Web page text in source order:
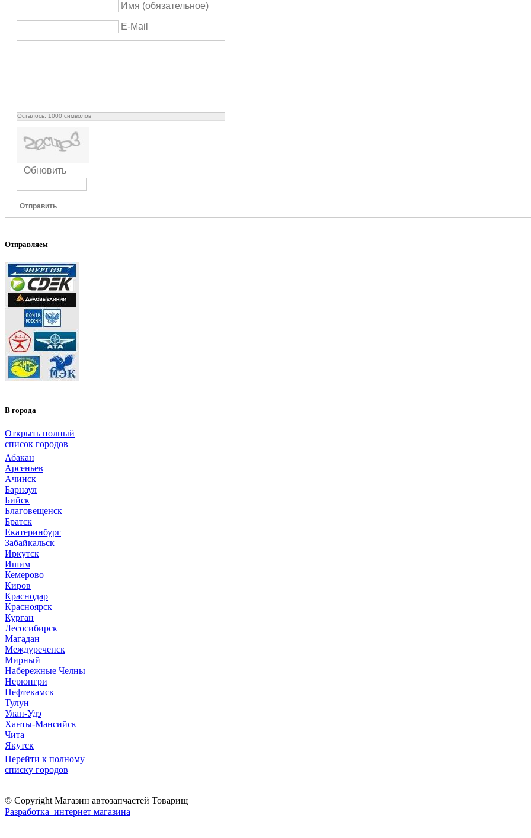
Имя (обязательное)
E-Mail
Осталось: 1000 символов
Обновить
Отправить
Отправляем
В города
Открыть полный
список городов
Абакан
Арсеньев
Ачинск
Барнаул
Бийск
Благовещенск
Братск
Екатеринбург
Забайкальск
Иркутск
Ишим
Кемерово
Киров
Краснодар
Красноярск
Курган
Лесосибирск
Магадан
Междуреченск
Мирный
Набережные Челны
Нерюнгри
Нефтекамск
Тулун
Улан-Удэ
Ханты-Мансийск
Чита
Якутск
Перейти к полному
списку городов
© Copyright Магазин автозапчастей Товарищ
Разработка интернет магазина